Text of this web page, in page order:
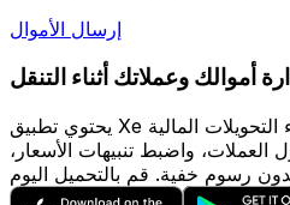
إرسال الأموال
أموالك وعملاتك أثناء التنقل
يحتوي تطبيق Xe على كل ما تحتاجه لإجراء التحويلات المالية
العملات، واضبط تنبيهات الأسعار،